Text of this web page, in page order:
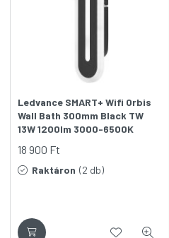
Ledvance SMART+ Wifi Orbis
Wall Bath 300mm Black TW
13W 1200lm 3000-6500K
színhőmérséklet) IP44 LED-es
tükörvilágítás
18 900 Ft
Raktáron (2 db)